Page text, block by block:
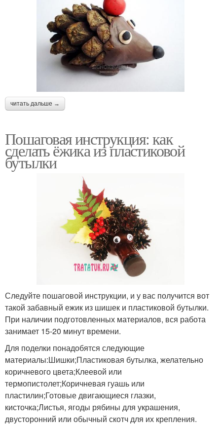
читать дальше →
Пошаговая инструкция: как
сделать ёжика из пластиковой
бутылки
Следуйте пошаговой инструкции, и у вас получится вот
такой забавный ежик из шишек и пластиковой бутылки.
При наличии подготовленных материалов, вся работа
занимает 15-20 минут времени.
Для поделки понадобятся следующие
материалы:Шишки;Пластиковая бутылка, желательно
коричневого цвета;Клеевой или
термопистолет;Коричневая гуашь или
пластилин;Готовые двигающиеся глазки,
кисточка;Листья, ягоды рябины для украшения,
двусторонний или обычный скотч для их крепления.